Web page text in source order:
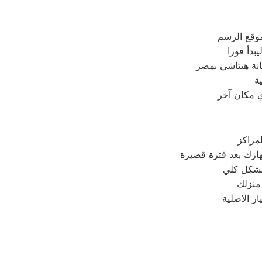
الرسم
فورا
هيتاشي بمصر
مكان آخر
منزلك
الاصلية